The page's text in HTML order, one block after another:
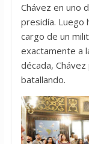
Chávez en uno
presidía. Luego
cargo de un
exactamente a
década,
batallando.